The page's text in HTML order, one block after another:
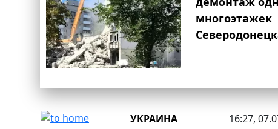
многоэтажек
УКРАИНА 16:27,